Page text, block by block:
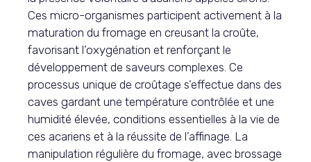
Ces micro-organismes participent activement à la
maturation du fromage en creusant la croûte,
favorisant l’oxygénation et renforçant le
développement de saveurs complexes. Ce
processus unique de croûtage s’effectue dans des
caves gardant une température contrôlée et une
humidité élevée, conditions essentielles à la vie de
ces acariens et à la réussite de l’affinage. La
manipulation régulière du fromage, avec brossage